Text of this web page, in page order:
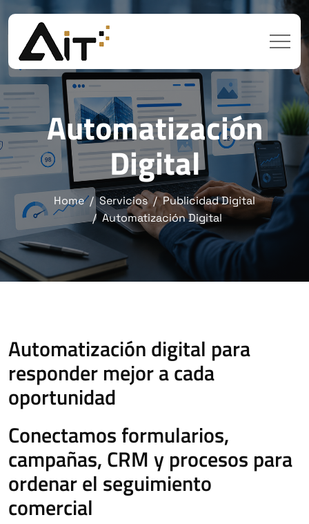
Automatización
Digital
Home Servicios
Publicidad Digital
Automatización Digital
Automatización digital para
responder mejor a cada
oportunidad
Conectamos formularios,
campañas, CRM y procesos para
ordenar el seguimiento
comercial